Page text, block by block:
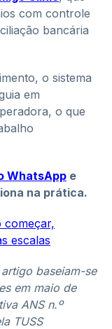
com controle
bancária
o sistema
em
o que
WhatsApp e
na prática.
começar,
escalas
baseiam-se
em maio de
ANS n.º
TUSS